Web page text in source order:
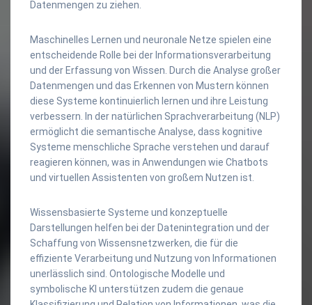
Datenmengen zu ziehen.
Maschinelles Lernen und neuronale Netze spielen eine
entscheidende Rolle bei der Informationsverarbeitung
und der Erfassung von Wissen. Durch die Analyse großer
Datenmengen und das Erkennen von Mustern können
diese Systeme kontinuierlich lernen und ihre Leistung
verbessern. In der natürlichen Sprachverarbeitung (NLP)
ermöglicht die semantische Analyse, dass kognitive
Systeme menschliche Sprache verstehen und darauf
reagieren können, was in Anwendungen wie Chatbots
und virtuellen Assistenten von großem Nutzen ist.
Wissensbasierte Systeme und konzeptuelle
Darstellungen helfen bei der Datenintegration und der
Schaffung von Wissensnetzwerken, die für die
effiziente Verarbeitung und Nutzung von Informationen
unerlässlich sind. Ontologische Modelle und
symbolische KI unterstützen zudem die genaue